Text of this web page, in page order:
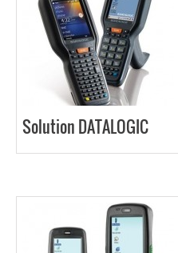
Solution DATALOGIC